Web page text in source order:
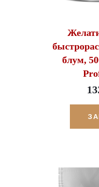
блум,